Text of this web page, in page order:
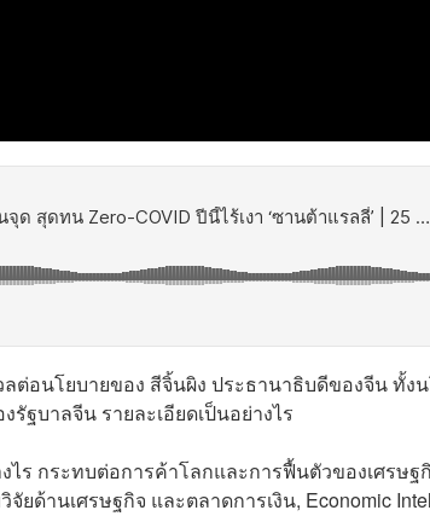
อนโยบายของ สีจิ้นผิง ประธานาธิบดีของจีน ทั้งน
ฐบาลจีน รายละเอียดเป็นอย่างไร
ไร กระทบต่อการค้าโลกและการฟื้นตัวของเศรษ
ด้านเศรษฐกิจ และตลาดการเงิน, Economic